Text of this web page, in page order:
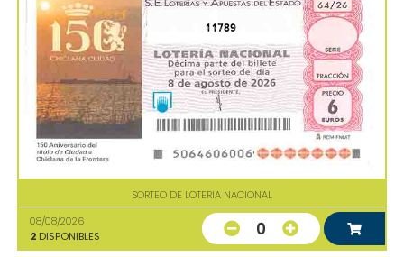
11789
SORTEO DE LOTERIA NACIONAL
08/08/2026
2 DISPONIBLES 0